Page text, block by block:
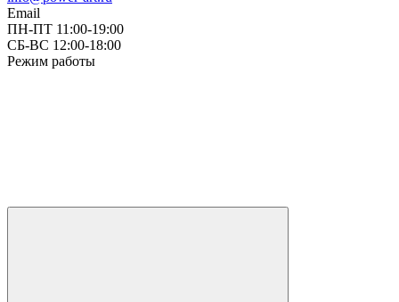
Email
ПН-ПТ 11:00-19:00
СБ-ВС 12:00-18:00
Режим работы